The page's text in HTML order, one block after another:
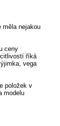
měla nejakou
ceny
říká
vega
položek v
modelu